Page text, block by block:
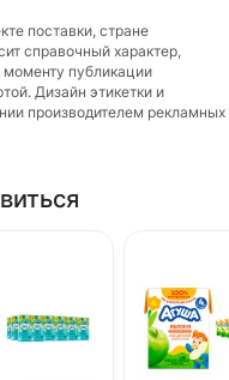
поставки, стране
справочный характер,
моменту публикации
Дизайн этикетки и
производителем рекламных